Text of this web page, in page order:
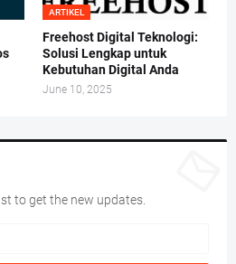
ARTIKEL
Freehost Digital Teknologi:
Solusi Lengkap untuk
Kebutuhan Digital Anda
June 10, 2025
to get the new updates.